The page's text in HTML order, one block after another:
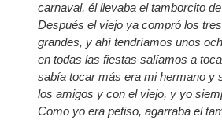
carnaval, él llevaba el tamborcito
Después el viejo ya compró los
grandes, y ahí tendríamos unos
en todas las fiestas salíamos a
sabía tocar más era mi hermano y
los amigos y con el viejo, y yo
Como yo era petiso, agarraba el